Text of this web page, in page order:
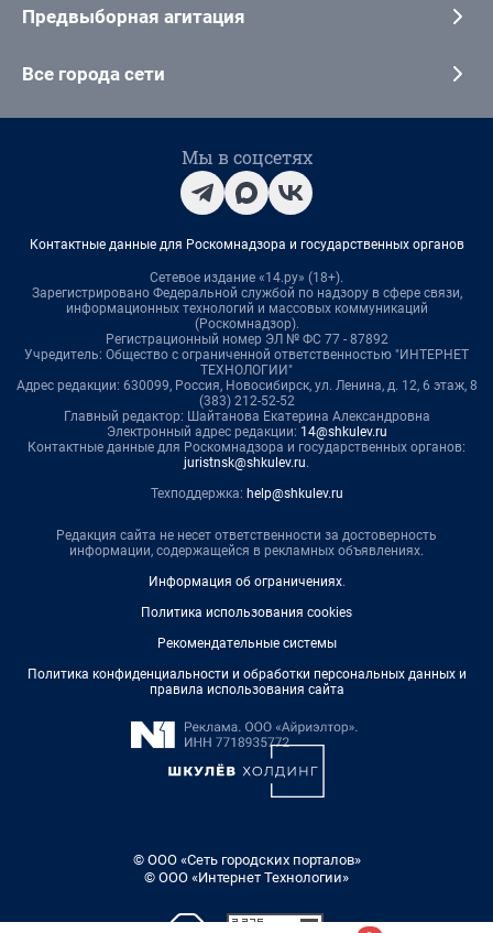
Предвыборная агитация
Все города сети
Мы в соцсетях
Контактные данные для Роскомнадзора и государственных органов
Сетевое издание «14.ру» (18+).
Зарегистрировано Федеральной службой по надзору в сфере связи,
информационных технологий и массовых коммуникаций
(Роскомнадзор).
Регистрационный номер ЭЛ № ФС 77 - 87892
Учредитель: Общество с ограниченной ответственностью "ИНТЕРНЕТ
ТЕХНОЛОГИИ"
Адрес редакции: 630099, Россия, Новосибирск, ул. Ленина, д. 12, 6 этаж, 8
(383) 212-52-52
Главный редактор: Шайтанова Екатерина Александровна
Электронный адрес редакции: 14@shkulev.ru
Контактные данные для Роскомнадзора и государственных органов:
juristnsk@shkulev.ru.
Техподдержка: help@shkulev.ru
Редакция сайта не несет ответственности за достоверность
информации, содержащейся в рекламных объявлениях.
Информация об ограничениях.
Политика использования cookies
Рекомендательные системы
Политика конфиденциальности и обработки персональных данных и
правила использования сайта
© ООО «Сеть городских порталов»
© ООО «Интернет Технологии»